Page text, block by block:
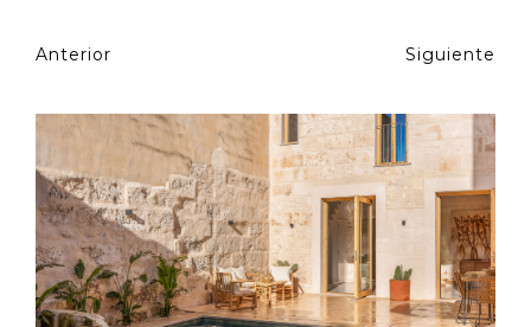
Anterior Siguiente